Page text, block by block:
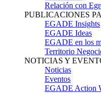
Relación con
PUBLICACIONES
EGADE Insights
EGADE Ideas
EGADE en los
Territorio
NOTICIAS Y
Noticias
Eventos
EGADE Action